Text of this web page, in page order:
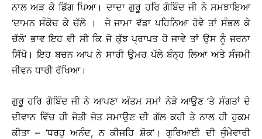
ਨਾਲ ਅੜ ਕੇ ਡਿੱਗ ਪਿਆ। ਦਾਦਾ ਗੁਰੂ ਹਰਿ ਗੋਬਿੰਦ ਜੀ ਨੇ ਸਮਝਾਇਆ
‘ਦਾਮਨ ਸੰਕੋਚ ਕੇ ਚੱਲੋ । ਜੇ ਜਾਮਾ ਵੱਡਾ ਪਹਿਨਿਆ ਹੋਵੇ ਤਾਂ ਸੰਭਲ ਕੇ
ਚੱਲੋ’ ਭਾਵ ਇਹ ਵੀ ਸੀ ਕਿ ਜੋ ਕੁੱਝ ਪ੍ਰਾਪਤ ਹੋ ਜਾਵੇ ਤਾਂ ਉਸ ਨੂੰ ਜਰਨਾ
ਸਿੱਖੋ। ਇਹ ਬਚਨ ਆਪ ਨੇ ਸਾਰੀ ਉਮਰ ਪੱਲੇ ਬੰਨ੍ਹ ਲਿਆ ਅਤੇ ਸੰਜਮੀ
ਜੀਵਨ ਧਾਰੀ ਰੱਖਿਆ।
ਗੁਰੂ ਹਰਿ ਗੋਬਿੰਦ ਜੀ ਨੇ ਆਪਣਾ ਅੰਤਮ ਸਮਾਂ ਨੇੜੇ ਆਉਣ ’ਤੇ ਸੰਗਤਾਂ ਦੇ
ਦੀਵਾਨ ਵਿੱਚ ਹੀ ਜੋਤੀ ਜੋਤ ਸਮਾਉਣ ਦੀ ਗੱਲ ਕਹੀ ਤੇ ਨਾਲ ਹੀ ਹੁਕਮ
ਕੀਤਾ – ‘ਧਰਹੁ ਅਨੰਦ, ਨ ਕੀਜਹਿ ਸ਼ੋਕ’। ਗੁਰਿਆਈ ਦੀ ਜੁੰਮੇਵਾਰੀ